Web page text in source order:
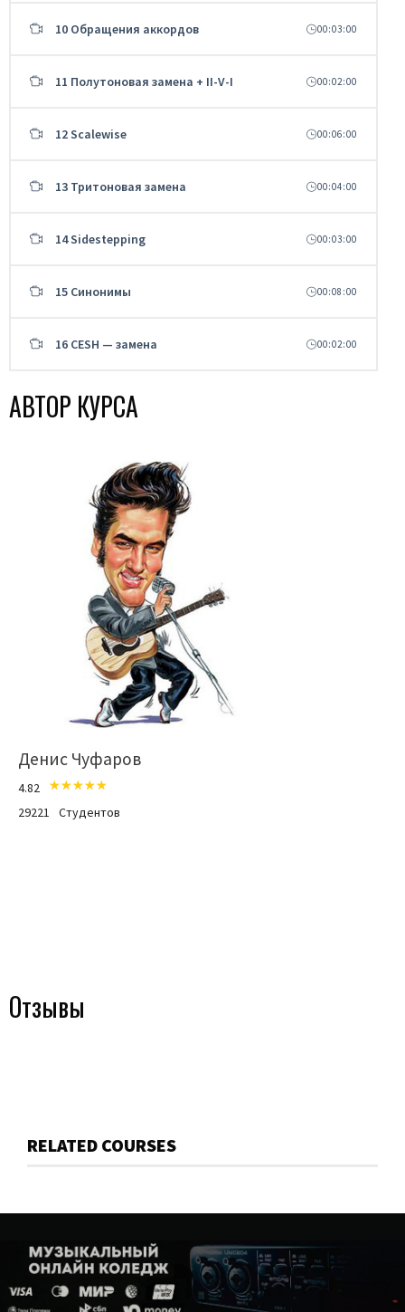
10 Обращения аккордов 00:03:00
11 Полутоновая замена + II-V-I 00:02:00
12 Scalewise 00:06:00
13 Тритоновая замена 00:04:00
14 Sidestepping 00:03:00
15 Синонимы 00:08:00
16 CESH — замена 00:02:00
АВТОР КУРСА
Денис Чуфаров
4.82
29221
Студентов
Отзывы
RELATED COURSES